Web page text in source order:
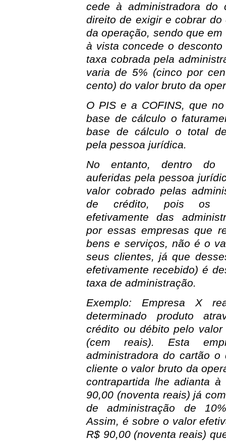
cede à administradora do
direito de exigir e cobrar
da operação, sendo que
à vista concede o
taxa cobrada pela
varia de 5% (cinco por
cento) do valor bruto da
O PIS e a COFINS, que
base de cálculo o
base de cálculo o total
pela pessoa jurídica.
No entanto, dentro do
auferidas pela pessoa
valor cobrado pelas
de crédito, pois os
efetivamente das
por essas empresas que
bens e serviços, não é o
seus clientes, já que
efetivamente recebido) é
taxa de administração.
Exemplo: Empresa X
determinado produto
crédito ou débito pelo
(cem reais). Esta
administradora do cartão
cliente o valor bruto da
contrapartida lhe adianta
90,00 (noventa reais) já
de administração de
Assim, é sobre o valor
R$ 90,00 (noventa reais)